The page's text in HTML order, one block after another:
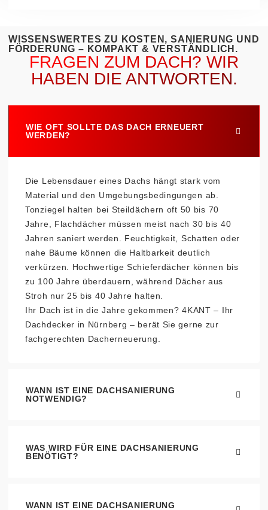
WISSENSWERTES ZU KOSTEN, SANIERUNG UND
FÖRDERUNG – KOMPAKT & VERSTÄNDLICH.
FRAGEN ZUM DACH? WIR
HABEN DIE ANTWORTEN.
WIE OFT SOLLTE DAS DACH ERNEUERT
WERDEN?
Die Lebensdauer eines Dachs hängt stark vom
Material und den Umgebungsbedingungen ab.
Tonziegel halten bei Steildächern oft 50 bis 70
Jahre, Flachdächer müssen meist nach 30 bis 40
Jahren saniert werden. Feuchtigkeit, Schatten oder
nahe Bäume können die Haltbarkeit deutlich
verkürzen. Hochwertige Schieferdächer können bis
zu 100 Jahre überdauern, während Dächer aus
Stroh nur 25 bis 40 Jahre halten.
Ihr Dach ist in die Jahre gekommen? 4KANT – Ihr
Dachdecker in Nürnberg – berät Sie gerne zur
fachgerechten Dacherneuerung.
WANN IST EINE DACHSANIERUNG
NOTWENDIG?
WAS WIRD FÜR EINE DACHSANIERUNG
BENÖTIGT?
WANN IST EINE DACHSANIERUNG